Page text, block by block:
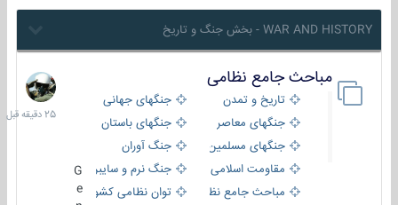
WAR AND HISTORY - بخش جنگ و تاریخ
مباحث جامع نظامی
تاریخ و تمدن
جنگهای جهانی
جنگهای معاصر
جنگهای باستان
جنگهای مسلمین
جنگ آوران
مقاومت اسلامی
جنگ نرم و سایبری
مباحث جامع نظامی
توان نظامی کشورها
25
دقیقه
قبل